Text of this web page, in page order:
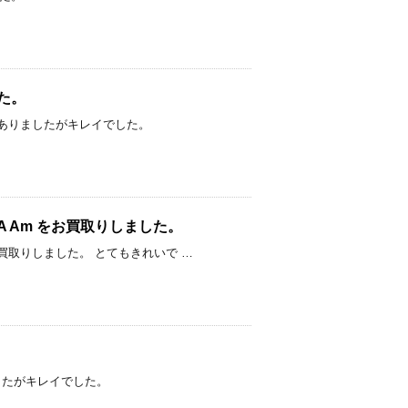
。
ましたがキレイでした。
をお買取りしました。
取りしました。 とてもきれいで …
がキレイでした。